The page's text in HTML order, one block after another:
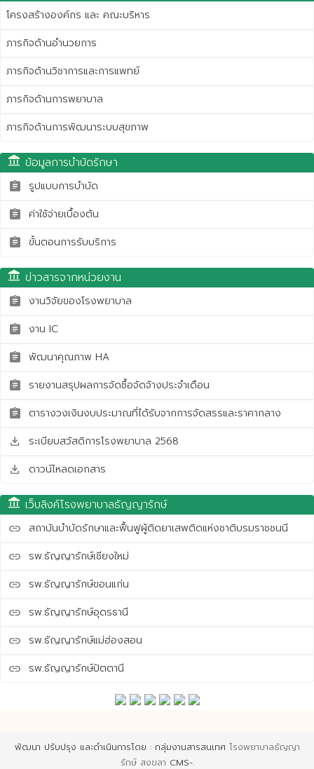
โครงสร้างองค์กร และ คณะบริหาร
ภารกิจด้านอำนวยการ
ภารกิจด้านวิชาการและการแพทย์
ภารกิจด้านการพยาบาล
ภารกิจด้านการพัฒนาระบบสุขภาพ
account_balance ข้อมูลการบำบัดรักษา
assignment รูปแบบการบำบัด
assignment ค่าใช้จ่ายเบื้องต้น
assignment ขั้นตอนการรับบริการ
account_balance ข่าวสารจากหน่วยงาน
assignment งานวิจัยของโรงพยาบาล
assignment งาน IC
assignment พัฒนาคุณภาพ HA
assignment รายงานสรุปผลการจัดซื้อจัดจ้างประจำเดือน
assignment ตารางวงเงินงบประมาณที่ได้รับจากการจัดสรรและราคากลาง
save_alt ระเบียบสวัสดิการโรงพยาบาล 2568
save_alt ดาวน์โหลดเอกสาร
account_balance เว็บลิงค์โรงพยาบาลธัญญารักษ์
link สถาบันบำบัดรักษาและฟื้นฟูผู้ติดยาเสพติดแห่งชาติบรมราชชนนี
link รพ.ธัญญารักษ์เชียงใหม่
link รพ.ธัญญารักษ์ขอนแก่น
link รพ.ธัญญารักษ์อุดรธานี
link รพ.ธัญญารักษ์แม่ฮ่องสอน
link รพ.ธัญญารักษ์ปัตตานี
พัฒนา ปรับปรุง และดำเนินการโดย : กลุ่มงานสารสนเทศ โรงพยาบาลธัญญา
รักษ์ สงขลา CMS-.